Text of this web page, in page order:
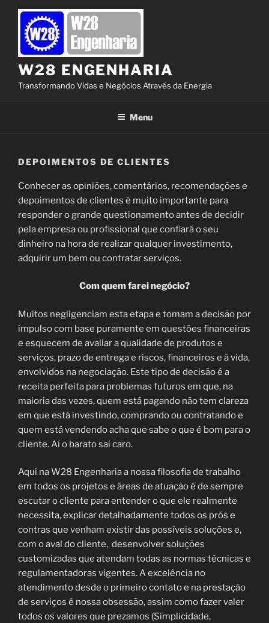
Pular
conteúdo
W28 ENGENHARIA
Transformando Vidas e Negócios Através da Energia
Menu
DEPOIMENTOS DE CLIENTES
Conhecer as opiniões, comentários, recomendações e
depoimentos de clientes é muito importante para
responder o grande questionamento antes de decidir
pela empresa ou profissional que confiará o seu
dinheiro na hora de realizar qualquer investimento,
adquirir um bem ou contratar serviços.
Com quem farei negócio?
Muitos negligenciam esta etapa e tomam a decisão por
impulso com base puramente em questões financeiras
e esquecem de avaliar a qualidade de produtos e
serviços, prazo de entrega e riscos, financeiros e à vida,
envolvidos na negociação. Este tipo de decisão é a
receita perfeita para problemas futuros em que, na
maioria das vezes, quem está pagando não tem clareza
em que está investindo, comprando ou contratando e
quem está vendendo acha que sabe o que é bom para o
cliente. Aí o barato sai caro.
Aqui na W28 Engenharia a nossa filosofia de trabalho
em todos os projetos e áreas de atuação é de sempre
escutar o cliente para entender o que ele realmente
necessita, explicar detalhadamente todos os prós e
contras que venham existir das possíveis soluções e,
com o aval do cliente, desenvolver soluções
customizadas que atendam todas as normas técnicas e
regulamentadoras vigentes. A excelência no
atendimento desde o primeiro contato e na prestação
de serviços é nossa obsessão, assim como fazer valer
todos os valores que prezamos (Simplicidade,